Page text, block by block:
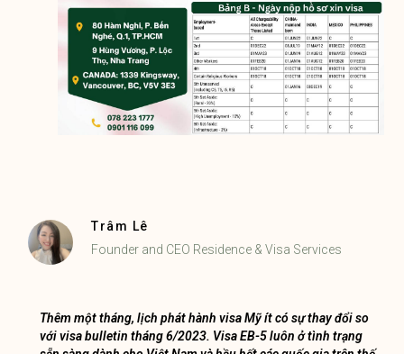
Trâm Lê
Founder and CEO Residence & Visa Services
Thêm một tháng, lịch phát hành visa Mỹ ít có sự thay đổi so
với visa bulletin tháng 6/2023. Visa EB-5 luôn ở tình trạng